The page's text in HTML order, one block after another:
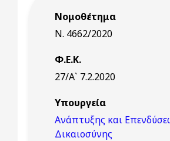
Νομοθέτημα
Ν. 4662/2020
Φ.Ε.Κ.
27/Α` 7.2.2020
Υπουργεία
Ανάπτυξης και
Δικαιοσύνης